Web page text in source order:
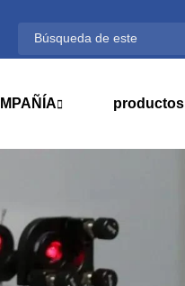
productos